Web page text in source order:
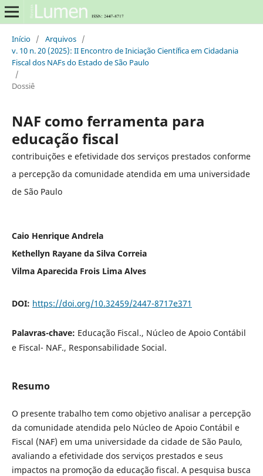
Início / Arquivos /
v. 10 n. 20 (2025): II Encontro de Iniciação Científica em Cidadania
Fiscal dos NAFs do Estado de São Paulo
/
Dossiê
NAF como ferramenta para
educação fiscal
contribuições e efetividade dos serviços prestados conforme
a percepção da comunidade atendida em uma universidade
de São Paulo
Caio Henrique Andrela
Kethellyn Rayane da Silva Correia
Vilma Aparecida Frois Lima Alves
DOI: https://doi.org/10.32459/2447-8717e371
Palavras-chave: Educação Fiscal., Núcleo de Apoio Contábil
e Fiscal- NAF., Responsabilidade Social.
Resumo
O presente trabalho tem como objetivo analisar a percepção
da comunidade atendida pelo Núcleo de Apoio Contábil e
Fiscal (NAF) em uma universidade da cidade de São Paulo,
avaliando a efetividade dos serviços prestados e seus
impactos na promoção da educação fiscal. A pesquisa busca